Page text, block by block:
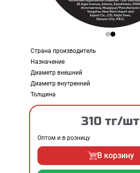
Страна производитель
Назначение
Диаметр внешний
Диаметр внутренний
Толщина
310 тг/шт
Оптом и в розницу
В корзину